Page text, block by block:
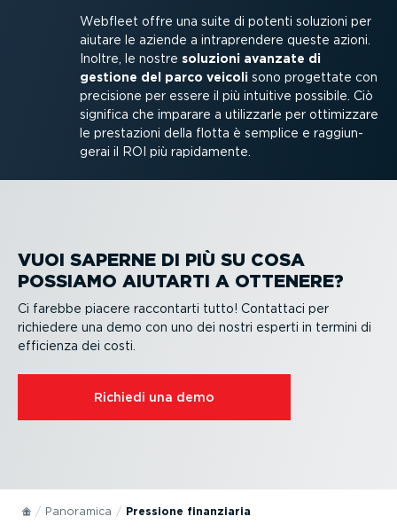
Webfleet offre una suite di potenti soluzioni per
aiutare le aziende a intra­prendere queste azioni.
Inoltre, le nostre soluzioni avanzate di
gestione del parco veicoli sono progettate con
precisione per essere il più intuitive possibile. Ciò
significa che imparare a utilizzarle per ottimizzare
le prestazioni della flotta è semplice e raggiun­
gerai il ROI più rapidamente.
VUOI SAPERNE DI PIÙ SU COSA
POSSIAMO AIUTARTI A OTTENERE?
Ci farebbe piacere raccontarti tutto! Contattaci per
richiedere una demo con uno dei nostri esperti in termini di
efficienza dei costi.
Richiedi una demo
Panoramica Pressione finanziaria